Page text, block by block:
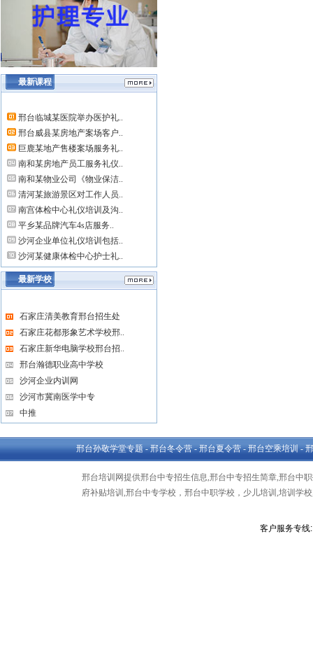
最新课程
邢台临城某医院举办医护礼..
邢台威县某房地产案场客户..
巨鹿某地产售楼案场服务礼..
南和某房地产员工服务礼仪..
南和某物业公司《物业保洁..
清河某旅游景区对工作人员..
南宫体检中心礼仪培训及沟..
平乡某品牌汽车4s店服务..
沙河企业单位礼仪培训包括..
沙河某健康体检中心护士礼..
最新学校
石家庄清美教育邢台招生处
石家庄花都形象艺术学校邢..
石家庄新华电脑学校邢台招..
邢台瀚德职业高中学校
沙河企业内训网
沙河市冀南医学中专
中推
邢台孙敬学堂专题 - 邢台冬令营 - 邢台夏令营 - 邢台空乘培训 -
邢台培训网提供邢台中专招生信息,邢台中专招生简章,邢台中
府补贴培训,邢台中专学校，邢台中职学校，少儿培训,培训学
客户服务专